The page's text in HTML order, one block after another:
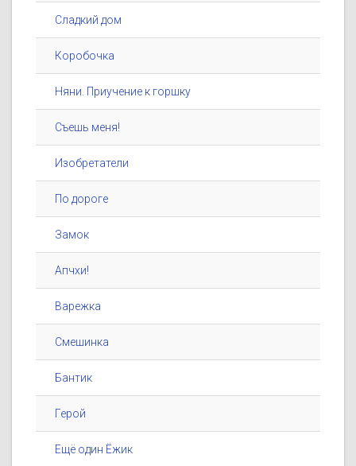
Сладкий дом
Коробочка
Няни. Приучение к горшку
Съешь меня!
Изобретатели
По дороге
Замок
Апчхи!
Варежка
Смешинка
Бантик
Герой
Ещё один Ёжик